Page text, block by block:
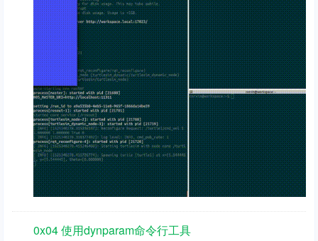
0x04 使用dynparam命令行工具